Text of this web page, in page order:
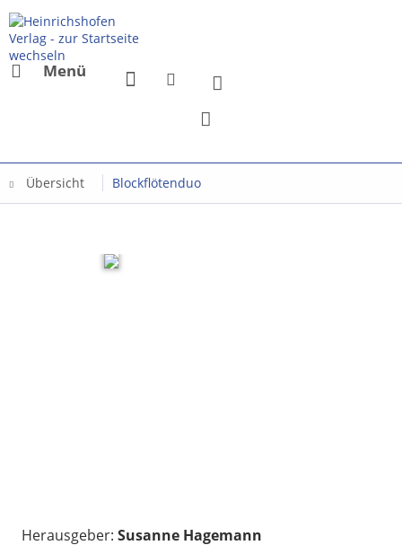
Menü
Übersicht Blockflötenduo
Herausgeber: Susanne Hagemann